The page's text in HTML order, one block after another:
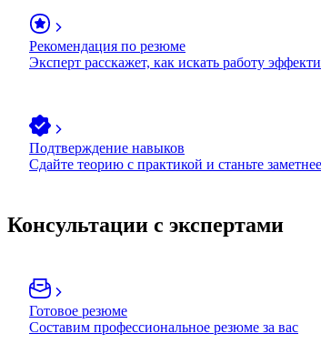
Рекомендация по резюме
Эксперт расскажет, как искать работу
Подтверждение навыков
Сдайте теорию с практикой и станьте
Консультации с экспертами
Готовое резюме
Составим профессиональное резюме за вас